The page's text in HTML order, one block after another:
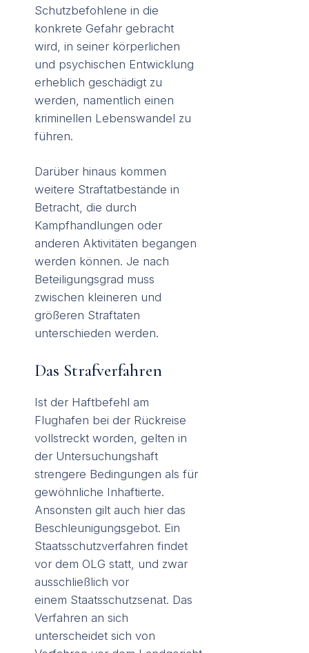
Schutzbefohlene in die
konkrete Gefahr gebracht
wird, in seiner körperlichen
und psychischen Entwicklung
erheblich geschädigt zu
werden, namentlich einen
kriminellen Lebenswandel zu
führen.
Darüber hinaus kommen
weitere Straftatbestände in
Betracht, die durch
Kampfhandlungen oder
anderen Aktivitäten begangen
werden können. Je nach
Beteiligungsgrad muss
zwischen kleineren und
größeren Straftaten
unterschieden werden.
Das Strafverfahren
Ist der Haftbefehl am
Flughafen bei der Rückreise
vollstreckt worden, gelten in
der Untersuchungshaft
strengere Bedingungen als für
gewöhnliche Inhaftierte.
Ansonsten gilt auch hier das
Beschleunigungsgebot. Ein
Staatsschutzverfahren findet
vor dem OLG statt, und zwar
ausschließlich vor
einem Staatsschutzsenat. Das
Verfahren an sich
unterscheidet sich von